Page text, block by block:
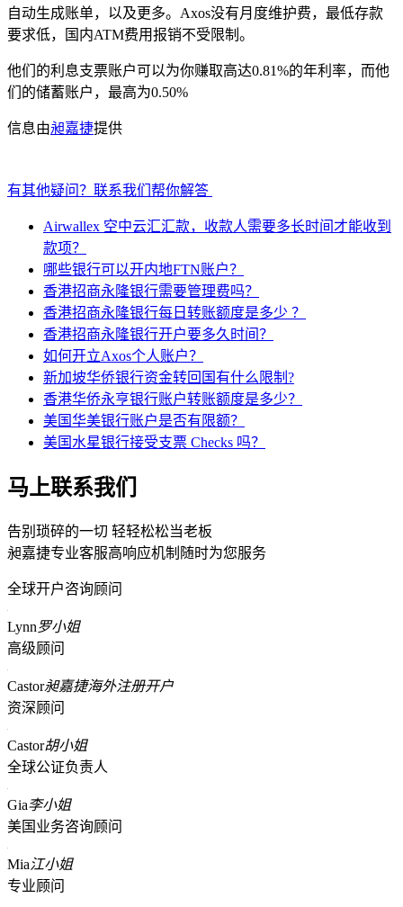
自动生成账单，以及更多。Axos没有月度维护费，最低存款
要求低，国内ATM费用报销不受限制。
他们的利息支票账户可以为你赚取高达0.81%的年利率，而他
们的储蓄账户，最高为0.50%
信息由昶嘉捷提供
有其他疑问？联系我们帮你解答
Airwallex 空中云汇汇款，收款人需要多长时间才能收到
款项？
哪些银行可以开内地FTN账户？
香港招商永隆银行需要管理费吗？
香港招商永隆银行每日转账额度是多少 ？
香港招商永隆银行开户要多久时间？
如何开立Axos个人账户？
新加坡华侨银行资金转回国有什么限制?
香港华侨永亨银行账户转账额度是多少？
美国华美银行账户是否有限额？
美国水星银行接受支票 Checks 吗？
马上联系我们
告别琐碎的一切 轻轻松松当老板
昶嘉捷专业客服高响应机制随时为您服务
全球开户咨询顾问
Lynn罗小姐
高级顾问
Castor昶嘉捷海外注册开户
资深顾问
Castor胡小姐
全球公证负责人
Gia李小姐
美国业务咨询顾问
Mia江小姐
专业顾问